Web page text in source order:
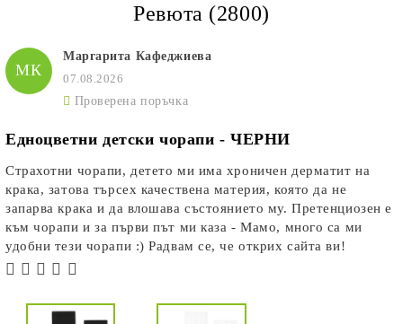
Ревюта (2800)
МК
Маргарита Кафеджиева
07.08.2026
Проверена поръчка
Едноцветни детски чорапи - ЧЕРНИ
Страхотни чорапи, детето ми има хроничен дерматит на
крака, затова търсех качествена материя, която да не
запарва крака и да влошава състоянието му. Претенциозен е
към чорапи и за първи път ми каза - Мамо, много са ми
удобни тези чорапи :) Радвам се, че открих сайта ви!